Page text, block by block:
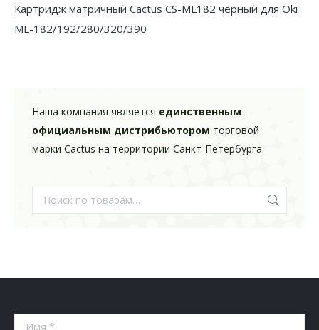
182/192/280/320/390
Картридж матричный Cactus CS-ML182 черный для Oki
ML-182/192/280/320/390
Наша компания является единственным
официальным дистрибьютором торговой
марки Cactus на территории Санкт-Петербурга.
Имя *